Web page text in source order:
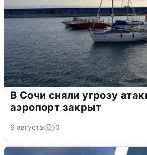
В Сочи сняли угрозу
аэропорт закрыт
6 августа 0